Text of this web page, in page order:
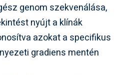
genom szekvenálása,
nyújt a klínák
azokat a specifikus
gradiens mentén